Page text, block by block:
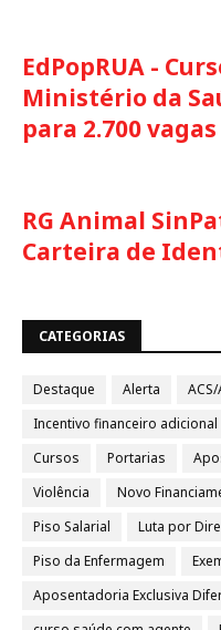
EdPopRUA -
Ministério da
para 2.700 vagas
RG Animal
Carteira de
CATEGORIAS
Destaque Alerta ACS/
Incentivo financeiro adicional
Cursos
Portarias
Violência
Novo
Piso Salarial
Luta por
Piso da Enfermagem
Aposentadoria Exclusiva